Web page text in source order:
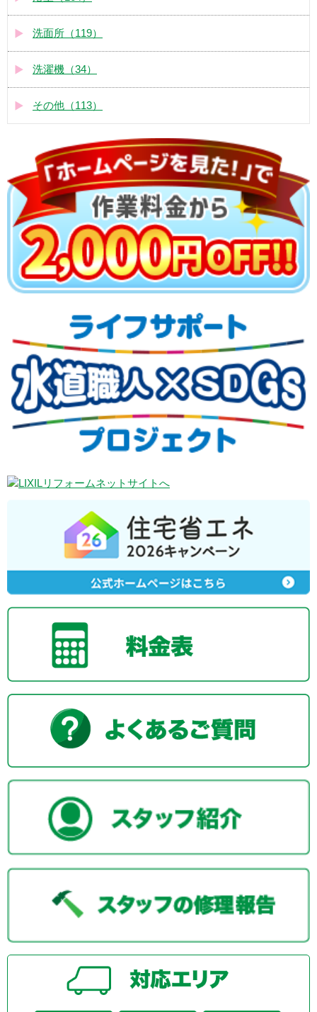
洗面所（119）
洗濯機（34）
その他（113）